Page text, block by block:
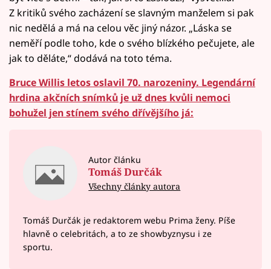
Z kritiků svého zacházení se slavným manželem si pak
nic nedělá a má na celou věc jiný názor. „Láska se
neměří podle toho, kde o svého blízkého pečujete, ale
jak to děláte,“ dodává na toto téma.
Bruce Willis letos oslavil 70. narozeniny. Legendární
hrdina akčních snímků je už dnes kvůli nemoci
bohužel jen stínem svého dřívějšího já:
Autor článku
Tomáš Durčák
Všechny články autora
Tomáš Durčák je redaktorem webu Prima ženy. Píše
hlavně o celebritách, a to ze showbyznysu i ze
sportu.